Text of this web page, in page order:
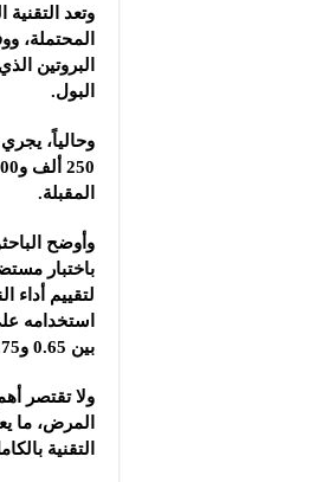
وتعد
المحتملة،
البروتين
البول.
وحالياً،
المقبلة.
وأوضح
بين 0.65 و0.75 فقط.
ولا تقتصر
المرض، ما
التقنية